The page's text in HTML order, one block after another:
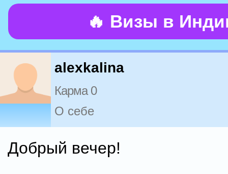
🔥 Визы в
alexkalina
Карма 0
О себе
Добрый вечер!